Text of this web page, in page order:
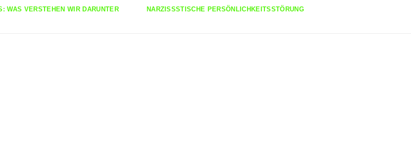
WAS VERSTEHEN WIR DARUNTER NARZISSSTISCHE PERSÖNLICHKEITSSTÖRUNG